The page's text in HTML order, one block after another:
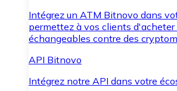
Intégrez un ATM Bitnovo dans
permettez à vos clients d'acheter
échangeables contre des
API Bitnovo
Intégrez notre API dans votre